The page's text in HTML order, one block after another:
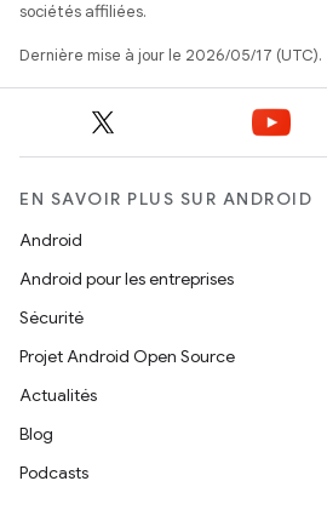
sociétés affiliées.
Dernière mise à jour le 2026/05/17 (UTC).
EN SAVOIR PLUS SUR ANDROID
Android
Android pour les entreprises
Sécurité
Projet Android Open Source
Actualités
Blog
Podcasts